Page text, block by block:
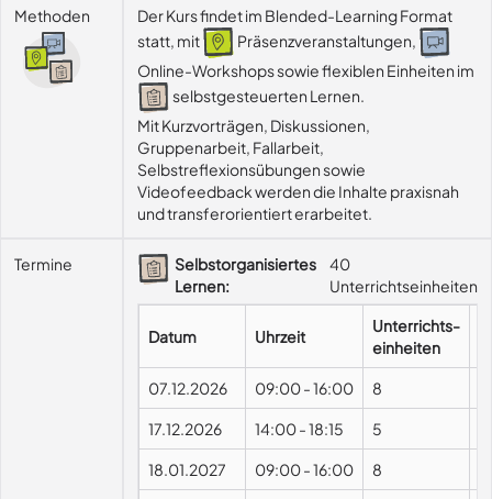
Methoden
Der Kurs findet im Blended-Learning Format
statt, mit
Präsenzveranstaltungen,
Online-Workshops sowie flexiblen Einheiten im
selbstgesteuerten Lernen.
Mit Kurzvorträgen, Diskussionen,
Gruppenarbeit, Fallarbeit,
Selbstreflexionsübungen sowie
Videofeedback werden die Inhalte praxisnah
und transferorientiert erarbeitet.
Termine
Selbstorganisiertes
Lernen:
40
Unterrichtseinheiten
Datum Uhrzeit
Unterrichts-
einheiten
07.12.2026 09:00-16:00 8
17.12.2026 14:00-18:15 5
18.01.2027 09:00-16:00 8